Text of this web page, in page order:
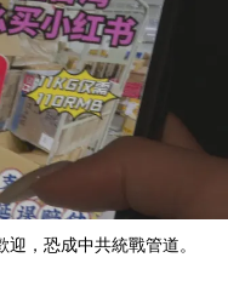
，恐成中共統戰管道。